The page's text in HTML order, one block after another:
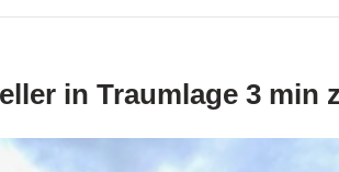
in Traumlage 3